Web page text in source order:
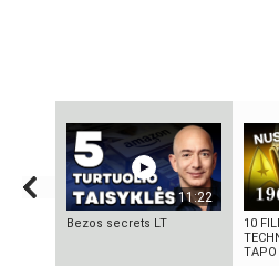
11:22
Bezos secrets LT
10
TAPO